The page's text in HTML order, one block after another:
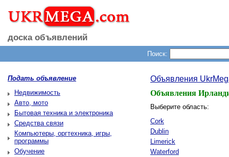
доска объявлений
Поиск:
Подать объявление
Недвижимость
Авто, мото
Бытовая техника и электроника
Средства связи
Компьютеры, оргтехника, игры,
программы
Обучение
Объявления
Объявления
Выберите область:
Cork
Dublin
Limerick
Waterford